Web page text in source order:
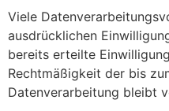
Viele
ausdrücklichen
bereits erteilte
Rechtmäßigkeit der bis
Datenverarbeitung bleibt